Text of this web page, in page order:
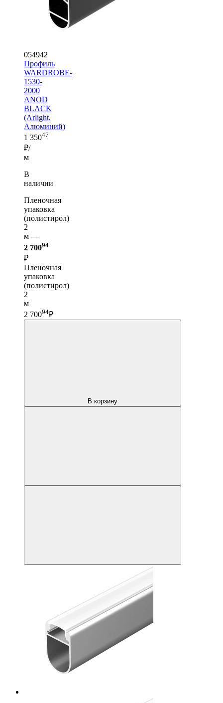
054942
Профиль
WARDROBE-
1530-
2000
ANOD
BLACK
(Arlight,
Алюминий)
1 35047
₽/
м
В
наличии
Пленочная
упаковка
(полистирол)
2
м —
2 70094
₽
Пленочная
упаковка
(полистирол)
2
м
2 70094₽
В корзину